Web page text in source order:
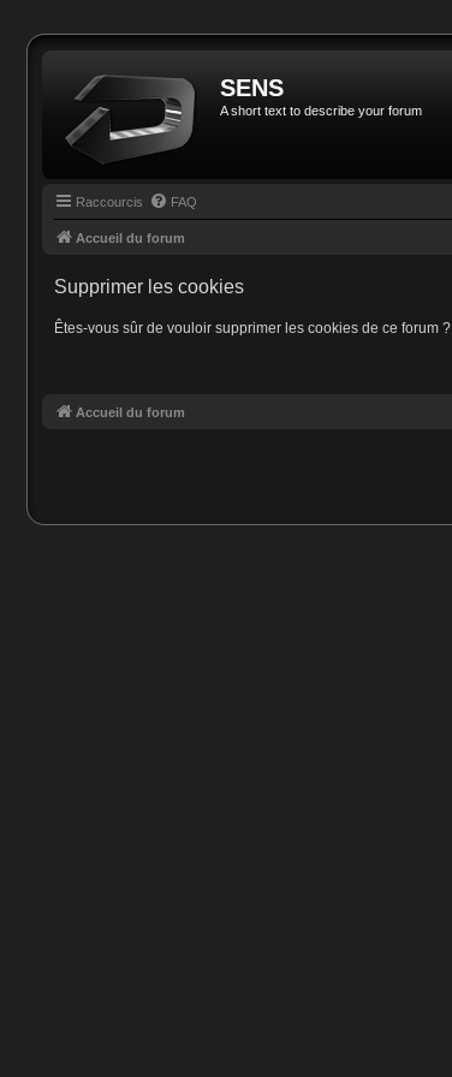
SENS
A short text to describe your forum
Raccourcis FAQ
Accueil du forum
Supprimer les cookies
Êtes-vous sûr de vouloir supprimer les cookies de ce forum ?
Accueil du forum